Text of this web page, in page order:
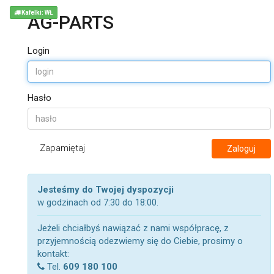
AG-PARTS
Login
Hasło
Zapamiętaj Zaloguj
Jesteśmy do Twojej dyspozycji
w godzinach od 7:30 do 18:00.
Jeżeli chciałbyś nawiązać z nami współpracę, z
przyjemnością odezwiemy się do Ciebie, prosimy o
kontakt:
Tel. 609 180 100
Kafelki: WŁ